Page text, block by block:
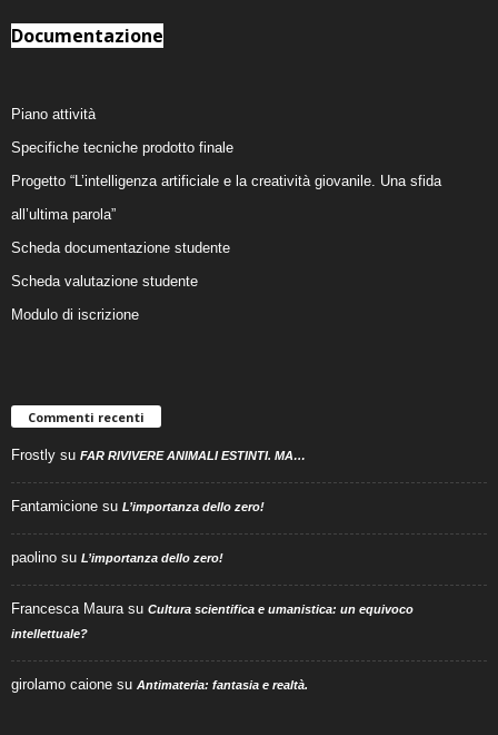
Documentazione
Piano attività
Specifiche tecniche prodotto finale
Progetto “L’intelligenza artificiale e la creatività giovanile. Una sfida
all’ultima parola”
Scheda documentazione studente
Scheda valutazione studente
Modulo di iscrizione
Commenti recenti
Frostly su FAR RIVIVERE ANIMALI ESTINTI. MA…
Fantamicione su L’importanza dello zero!
paolino su L’importanza dello zero!
Francesca Maura su Cultura scientifica e umanistica: un equivoco
intellettuale?
girolamo caione su Antimateria: fantasia e realtà.